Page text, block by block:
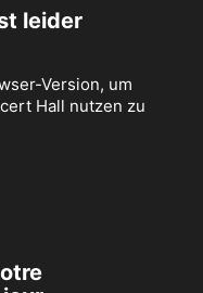
leider
Version, um
Hall nutzen zu